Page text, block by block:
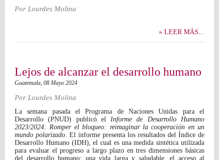
Por Lourdes Molina
» LEER MÁS...
Lejos de alcanzar el desarrollo humano
Guatemala, 08 Mayo 2024
Por Lourdes Molina
La semana pasada el Programa de Naciones Unidas para el
Desarrollo (PNUD) publicó el Informe de Desarrollo Humano
2023/2024: Romper el bloqueo: reimaginar la cooperación en un
mundo polarizado . El informe presenta los resultados del Índice de
Desarrollo Humano (IDH), el cual es una medida sintética utilizada
para evaluar el progreso a largo plazo en tres dimensiones básicas
del desarrollo humano: una vida larga y saludable, el acceso al